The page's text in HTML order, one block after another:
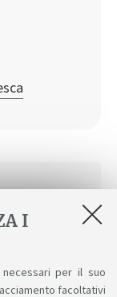
I
per il suo
facoltativi
di studio a.a.
2026